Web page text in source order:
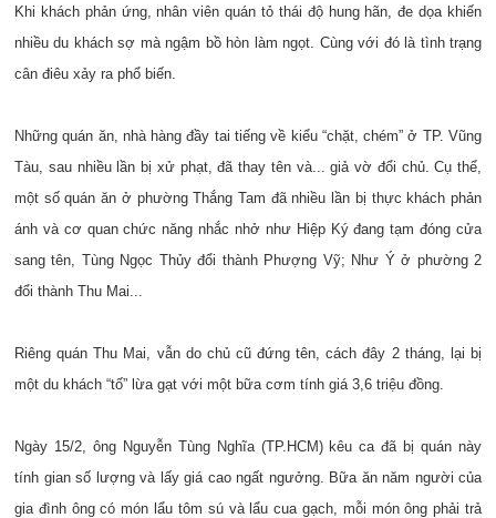
Khi khách phản ứng, nhân viên quán tỏ thái độ hung hãn, đe dọa khiến
nhiều du khách sợ mà ngậm bồ hòn làm ngọt. Cùng với đó là tình trạng
cân điêu xảy ra phổ biến.
Những quán ăn, nhà hàng đầy tai tiếng về kiểu “chặt, chém” ở TP. Vũng
Tàu, sau nhiều lần bị xử phạt, đã thay tên và... giả vờ đổi chủ. Cụ thể,
một số quán ăn ở phường Thắng Tam đã nhiều lần bị thực khách phản
ánh và cơ quan chức năng nhắc nhở như Hiệp Ký đang tạm đóng cửa
sang tên, Tùng Ngọc Thủy đổi thành Phượng Vỹ; Như Ý ở phường 2
đổi thành Thu Mai...
Riêng quán Thu Mai, vẫn do chủ cũ đứng tên, cách đây 2 tháng, lại bị
một du khách “tố” lừa gạt với một bữa cơm tính giá 3,6 triệu đồng.
Ngày 15/2, ông Nguyễn Tùng Nghĩa (TP.HCM) kêu ca đã bị quán này
tính gian số lượng và lấy giá cao ngất ngưởng. Bữa ăn năm người của
gia đình ông có món lẩu tôm sú và lẩu cua gạch, mỗi món ông phải trả